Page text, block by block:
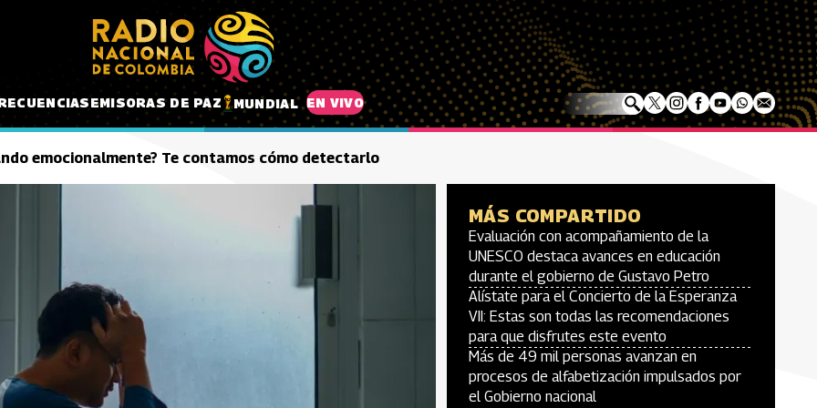
EMISORAS DE PAZ MUNDIAL EN VIVO
emocionalmente? Te contamos cómo detectarlo
MÁS COMPARTIDO
Evaluación con acompañamiento de la
UNESCO destaca avances en educación
durante el gobierno de Gustavo Petro
Alístate para el Concierto de la Esperanza
VII: Estas son todas las recomendaciones
para que disfrutes este evento
Más de 49 mil personas avanzan en
procesos de alfabetización impulsados por
el Gobierno nacional